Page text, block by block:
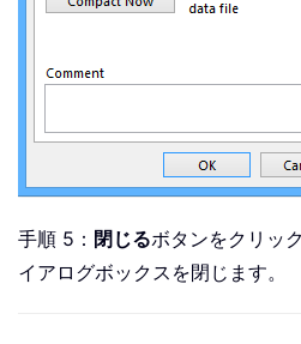
手順 5： 閉じるボタンをクリッ
イアログボックスを閉じます。